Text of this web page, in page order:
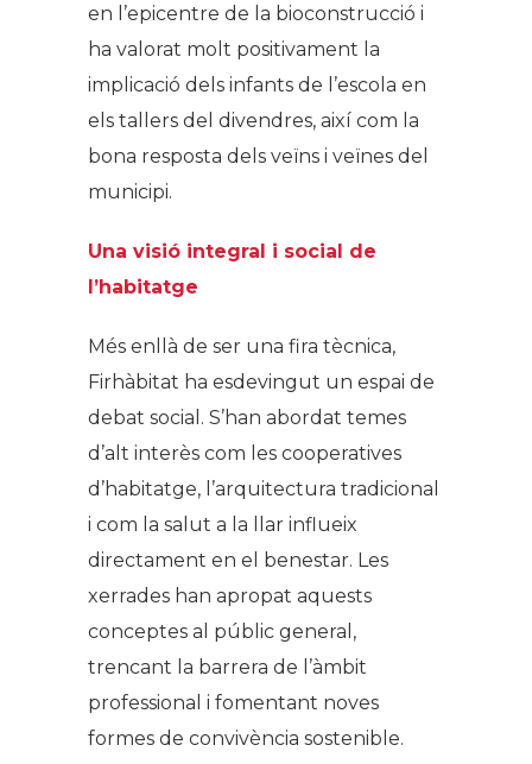
en l’epicentre de la bioconstrucció i
ha valorat molt positivament la
implicació dels infants de l’escola en
els tallers del divendres, així com la
bona resposta dels veïns i veïnes del
municipi.
Una visió integral i social de
l’habitatge
Més enllà de ser una fira tècnica,
Firhàbitat ha esdevingut un espai de
debat social. S’han abordat temes
d’alt interès com les cooperatives
d’habitatge, l’arquitectura tradicional
i com la salut a la llar influeix
directament en el benestar. Les
xerrades han apropat aquests
conceptes al públic general,
trencant la barrera de l’àmbit
professional i fomentant noves
formes de convivència sostenible.